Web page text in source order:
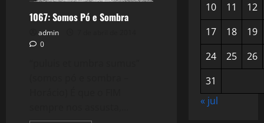
1067: Somos Pó e Sombra
admin
0
10
11
12
17
18
19
24
25
26
31
« jul